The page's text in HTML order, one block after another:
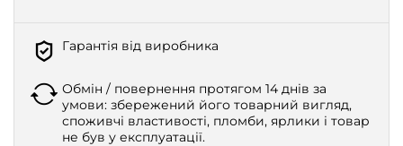
Гарантія від виробника
Обмін / повернення протягом 14 днів за
умови: збережений його товарний вигляд,
споживчі властивості, пломби, ярлики і товар
не був у експлуатації.